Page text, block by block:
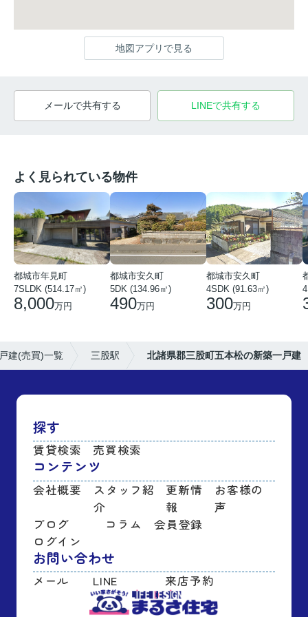
地図アプリで見る
メールで共有する LINEで共有する
よく見られている物件
都城市年見町
7SLDK (514.17㎡)
8,000万円
都城市安久町
5DK (134.96㎡)
490万円
都城市安久町
4SDK (91.63㎡)
300万円
建(売買)一覧 三股駅 北諸県郡三股町五本松の新築一戸建
探す
賃貸検索 売買検索
コンテンツ
会社概要
スタッフ紹
介
更新情
報
お客様の
声
ブログ
コラム
会員登録
ログイン
お問い合わせ
メール LINE 来店予約